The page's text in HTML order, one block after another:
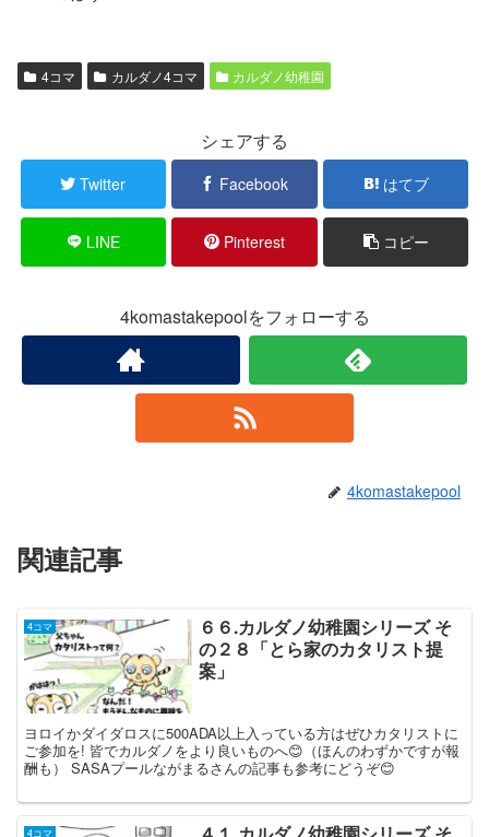
4コマ カルダノ4コマ カルダノ幼稚園
シェアする
Twitter Facebook はてブ
LINE Pinterest コピー
4komastakepoolをフォローする
4komastakepool
関連記事
4コマ
６６.カルダノ幼稚園シリーズ そ
の２８「とら家のカタリスト提
案」
ヨロイかダイダロスに500ADA以上入っている方はぜひカタリストに
ご参加を! 皆でカルダノをより良いものへ😊（ほんのわずかですが報
酬も） SASAプールながまるさんの記事も参考にどうぞ😊
4コマ